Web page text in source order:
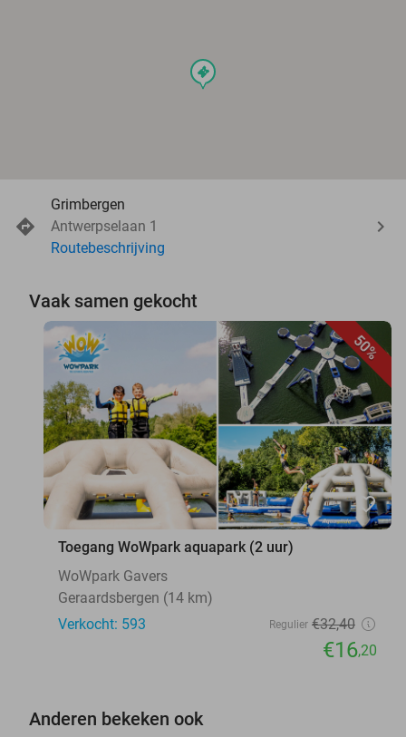
events
Grimbergen
Antwerpselaan 1
Routebeschrijving
Vaak samen gekocht
50%
favorite_border
Toegang WoWpark aquapark (2 uur)
WoWpark Gavers
Geraardsbergen (14 km)
Verkocht: 593
Regulier €32,40
€16,20
Anderen bekeken ook